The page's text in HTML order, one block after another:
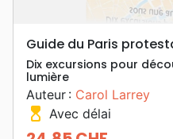
Guide du Paris
Dix excursions pour
lumière
Auteur : Carol Larrey
hourglass_top Avec délai